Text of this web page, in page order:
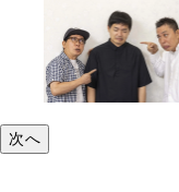
次へ